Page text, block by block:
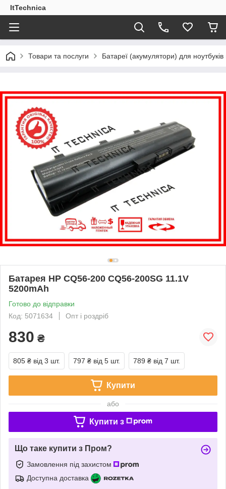
ItTechnica
Товари та послуги Батареї (акумулятори) для
Батарея HP CQ56-200 CQ56-200SG 11.1V
5200mAh
Готово до відправки
Код: 5071634
Опт і роздріб
830 ₴
805 ₴ від 3 шт. 797 ₴ від 5 шт. 789 ₴ від 7 шт.
Купити
або
Купити з
Що таке купити з Пром?
Замовлення під захистом
Доступна доставка